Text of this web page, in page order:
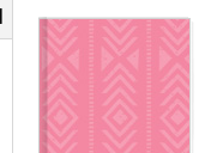
친구가 찍어준 사진 보고 현타 겁..
엄마가 내 머리 보고 한마디 했는..